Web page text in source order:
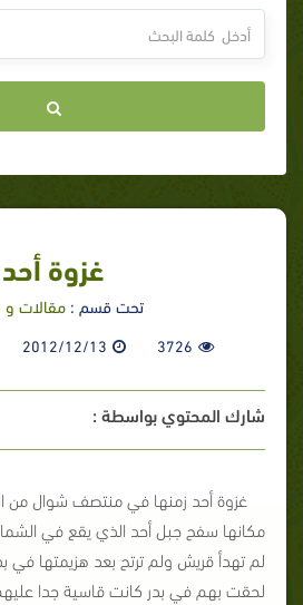
غزوة أحد
تحت قسم : مقالات و
3726
2012/12/13
شارك المحتوي بواسطة :
غزوة أحد زمنها في منتصف شوال من
مكانها سفح جبل أحد الذي يقع في
لم تهدأ قريش ولم ترتح بعد هزيمتها في
لحقت بهم في بدر كانت قاسية جدا